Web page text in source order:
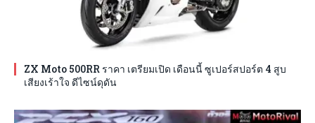
ZX Moto 500RR ราคา เตรียมเปิด เดือนนี้ ซูเปอร์สปอร์ต 4 สูบ
เสียงเร้าใจ ดีไซน์ดุดัน